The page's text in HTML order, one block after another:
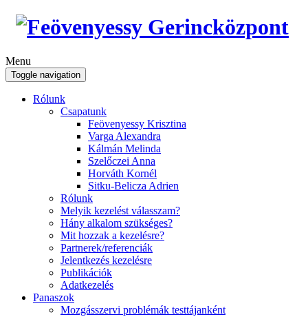
Menu
Toggle navigation
Rólunk
Csapatunk
Feövenyessy Krisztina
Varga Alexandra
Kálmán Melinda
Szelőczei Anna
Horváth Kornél
Sitku-Belicza Adrien
Rólunk
Melyik kezelést válasszam?
Hány alkalom szükséges?
Mit hozzak a kezelésre?
Partnerek/referenciák
Jelentkezés kezelésre
Publikációk
Adatkezelés
Panaszok
Mozgásszervi problémák testtájanként